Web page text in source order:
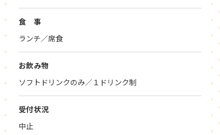
食 事
ランチ／席食
お飲み物
ソフトドリンクのみ／１ドリンク制
受付状況
中止